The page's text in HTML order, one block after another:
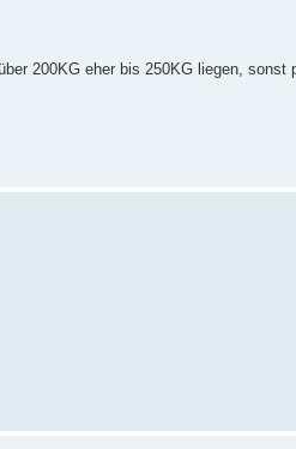
200KG eher bis 250KG liegen,